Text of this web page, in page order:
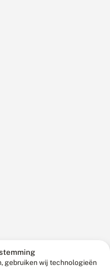
gebruiken wij technologieën